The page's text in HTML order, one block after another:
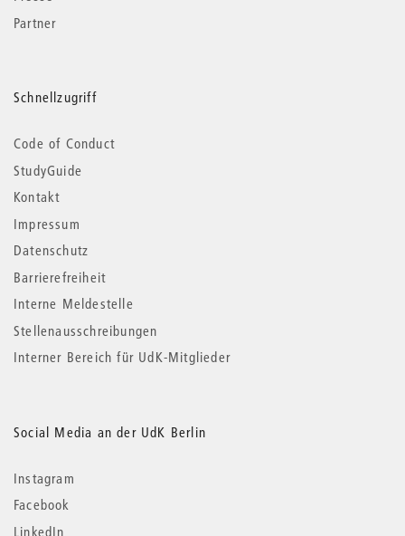
Partner
Schnellzugriff
Code of Conduct
StudyGuide
Kontakt
Impressum
Datenschutz
Barrierefreiheit
Interne Meldestelle
Stellenausschreibungen
Interner Bereich für UdK-Mitglieder
Social Media an der UdK Berlin
Instagram
Facebook
LinkedIn